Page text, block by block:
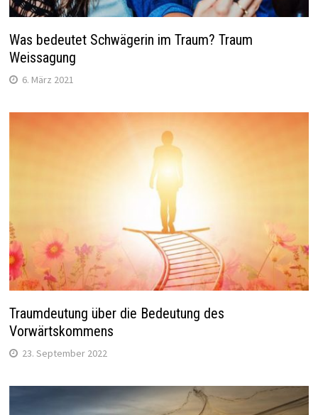
Was bedeutet Schwägerin im Traum? Traum
Weissagung
6. März 2021
Traumdeutung über die Bedeutung des
Vorwärtskommens
23. September 2022